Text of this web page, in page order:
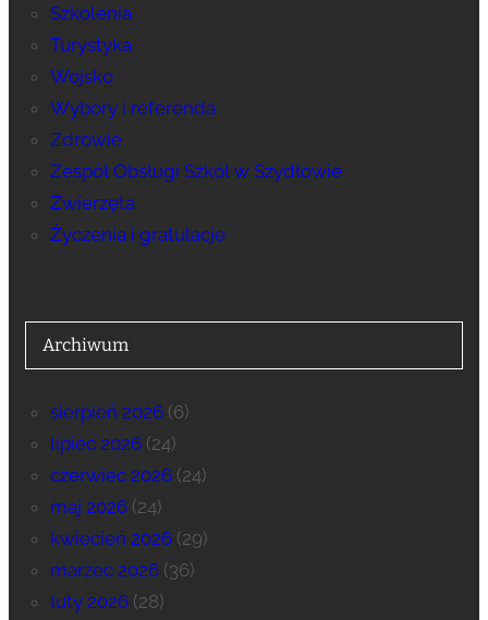
Szkolenia
Turystyka
Wojsko
Wybory i referenda
Zdrowie
Zespół Obsługi Szkół w Szydłowie
Zwierzęta
Życzenia i gratulacje
Archiwum
sierpień 2026(6)
lipiec 2026(24)
czerwiec 2026(24)
maj 2026(24)
kwiecień 2026(29)
marzec 2026(36)
luty 2026(28)